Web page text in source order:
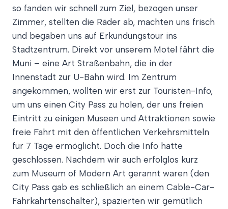
so fanden wir schnell zum Ziel, bezogen unser
Zimmer, stellten die Räder ab, machten uns frisch
und begaben uns auf Erkundungstour ins
Stadtzentrum. Direkt vor unserem Motel fährt die
Muni – eine Art Straßenbahn, die in der
Innenstadt zur U-Bahn wird. Im Zentrum
angekommen, wollten wir erst zur Touristen-Info,
um uns einen City Pass zu holen, der uns freien
Eintritt zu einigen Museen und Attraktionen sowie
freie Fahrt mit den öffentlichen Verkehrsmitteln
für 7 Tage ermöglicht. Doch die Info hatte
geschlossen. Nachdem wir auch erfolglos kurz
zum Museum of Modern Art gerannt waren (den
City Pass gab es schließlich an einem Cable-Car-
Fahrkahrtenschalter), spazierten wir gemütlich